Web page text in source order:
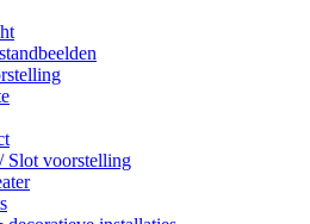
Slot voorstelling